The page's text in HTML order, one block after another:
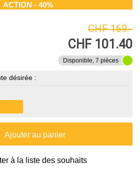
ACTION - 40%
CHF 169.-
CHF 101.40
Disponible, 7 pièces
désirée :
Ajouter au panier
à la liste des souhaits